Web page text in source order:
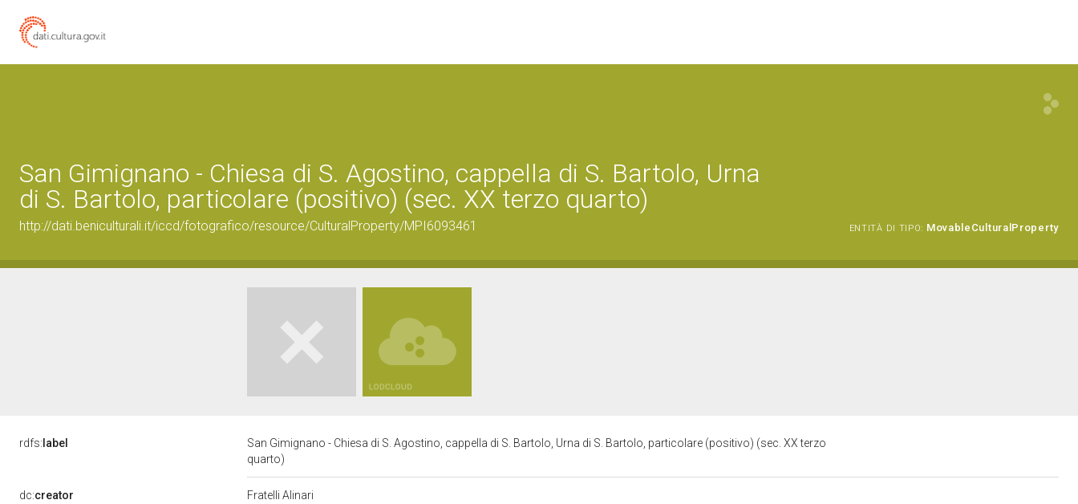
San Gimignano - Chiesa di S. Agostino, cappella di S. Bartolo, Urna
di S. Bartolo, particolare (positivo) (sec. XX terzo quarto)
http://dati.beniculturali.it/iccd/fotografico/resource/CulturalProperty/MPI6093461 ENTITÀ DI TIPO: MovableCulturalProperty
rdfs: label
San Gimignano - Chiesa di S. Agostino, cappella di S. Bartolo, Urna di S. Bartolo, particolare (positivo) (sec. XX terzo
quarto)
dc:creator Fratelli Alinari